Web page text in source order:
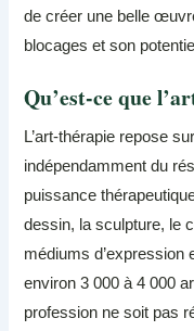
de créer une belle
blocages et son
Qu’est-ce que
L’art-thérapie repose
indépendamment du
puissance
dessin, la sculpture, le
médiums d’expression
environ 3 000 à 4 000
profession ne soit pas